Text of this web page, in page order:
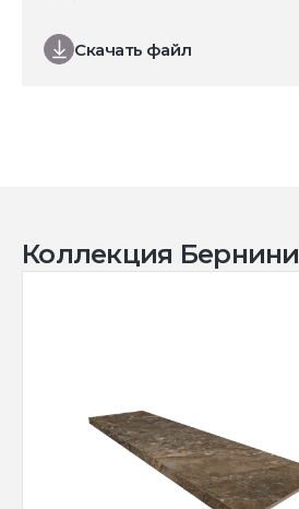
Скачать файл
Коллекция Бернини